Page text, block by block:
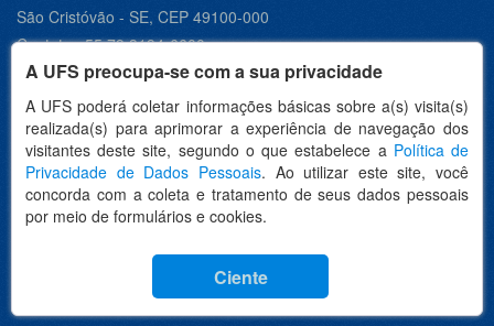
A UFS preocupa-se com a sua privacidade
A UFS poderá coletar informações básicas sobre a(s) visita(s)
realizada(s) para aprimorar a experiência de navegação dos
visitantes deste site, segundo o que estabelece a Política de
Privacidade de Dados Pessoais. Ao utilizar este site, você
concorda com a coleta e tratamento de seus dados pessoais
por meio de formulários e cookies.
Ciente
São Cristóvão - SE, CEP 49100-000
Contato +55 79 3194-6600
Desenvolvido por: